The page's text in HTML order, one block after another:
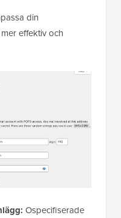
din
effektiv och
Ospecifiserade